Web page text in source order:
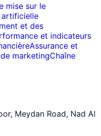
mise sur le
artificielle
et des
et indicateurs
Assurance et
marketingChaîne
Meydan Road, Nad Al